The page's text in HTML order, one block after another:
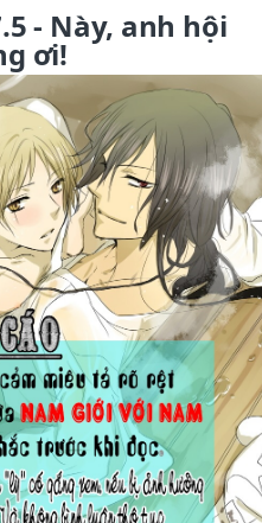
- Này, anh hội
ơi!